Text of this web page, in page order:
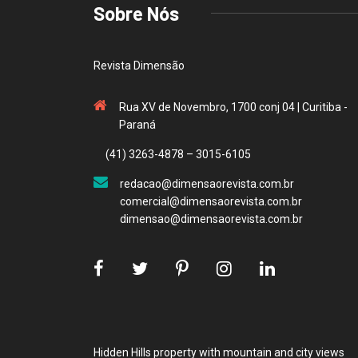
Sobre Nós
Revista Dimensão
Rua XV de Novembro, 1700 conj 04 | Curitiba -
Paraná
(41) 3263-4878 – 3015-6105
redacao@dimensaorevista.com.br
comercial@dimensaorevista.com.br
dimensao@dimensaorevista.com.br
Hidden Hills property with mountain and city views